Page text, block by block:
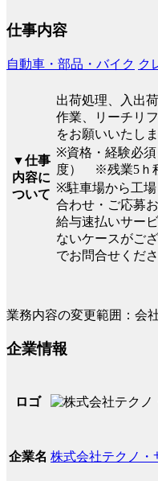
仕事内容
自動車・部品・バイク ク
▼仕事
内容に
ついて
出荷処理、入出
作業、リーチリ
をお願いいたし
※資格・経験必
度） ※残業5ｈ
※駐車場から工
合わせ・ご応募
給与速払いサー
ないケースがご
でお問合せくださ
業務内容の変更範囲：会
企業情報
ロゴ
企業名 株式会社テクノ・